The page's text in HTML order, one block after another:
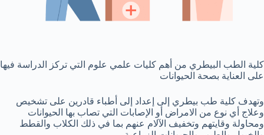
كلية الطب البيطري من أهم كليات علمي علوم التي تركز الدراسة فيها
على العناية بصحة الحيوانات
وتهدف كلية طب بيطري إلى إعداد إلى أطباء قادرين على تشخيص
وعلاج أي نوع من الامراض أو الإصابات التي تصاب بها الحيوانات
ومحاولة وقايتهم وتخفيف الآلام عنهم بما في ذلك الكلاب والقطط